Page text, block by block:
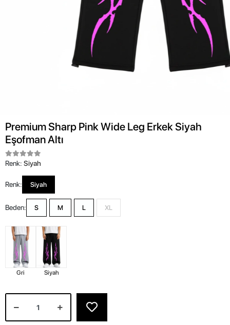
Premium Sharp Pink Wide Leg Erkek Siyah
Eşofman Altı
Renk: Siyah
Renk: Siyah
Beden: S M L XL
Gri Siyah